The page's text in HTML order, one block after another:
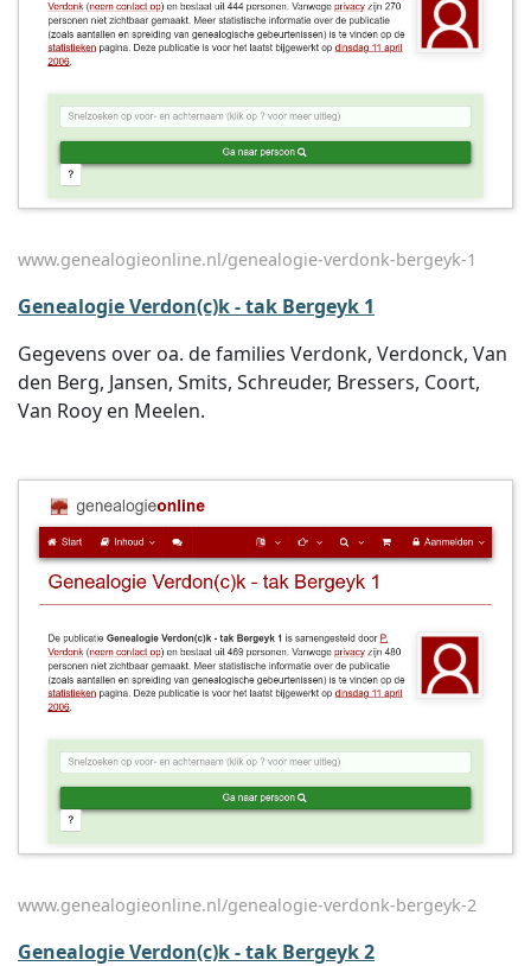
www.genealogieonline.nl/genealogie-verdonk-bergeyk-1
Genealogie Verdon(c)k - tak Bergeyk 1
Gegevens over oa. de families Verdonk, Verdonck, Van
den Berg, Jansen, Smits, Schreuder, Bressers, Coort,
Van Rooy en Meelen.
www.genealogieonline.nl/genealogie-verdonk-bergeyk-2
Genealogie Verdon(c)k - tak Bergeyk 2